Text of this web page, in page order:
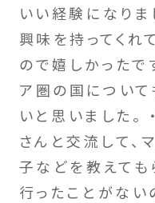
いい経験になりま
興味を持ってくれ
ので嬉しかったで
ア圏の国について
いと思いました。
さんと交流して、
子などを教えても
行ったことがない